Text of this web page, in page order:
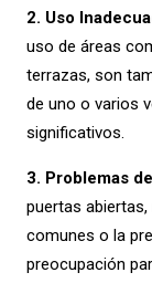
2. Uso
uso de áreas
terrazas, son
de uno o varios
significativos.
3. Problemas
puertas
comunes o la
preocupación